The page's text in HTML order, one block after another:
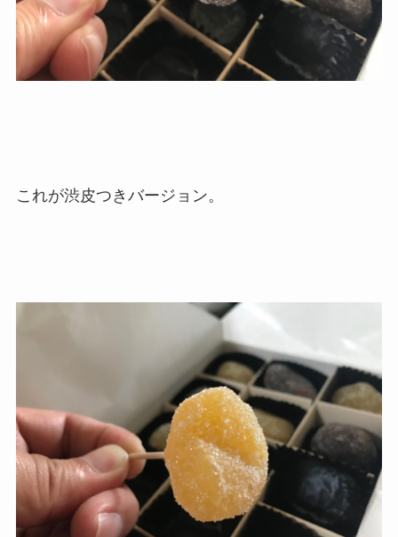
これが渋皮つきバージョン。